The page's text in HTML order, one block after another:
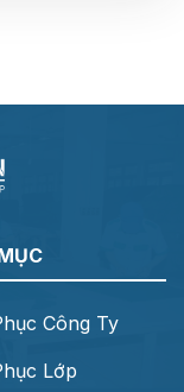
Công Ty
Lớp